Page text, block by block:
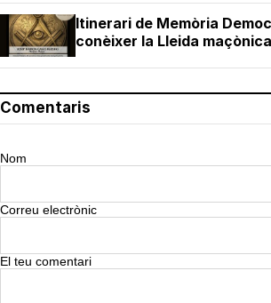
Itinerari de Memòria
conèixer la Lleida maçònica
Comentaris
Nom
Correu electrònic
El teu comentari